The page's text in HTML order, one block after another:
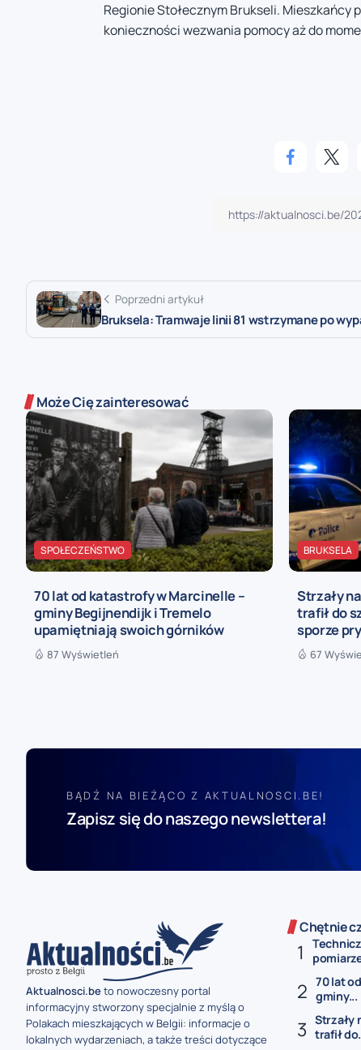
Regionie Stołecznym Brukseli.
konieczności wezwania pomocy aż do
Poprzedni artykuł
Bruksela: Tramwaje linii 81 wstrzymane po
Może Cię zainteresować
SPOŁECZEŃSTWO
70 lat od katastrofy w Marcinelle –
gminy Begijnendijk i Tremelo
upamiętniają swoich górników
87 Wyświetleń
BRUKSELA
Strzały
trafił do
sporze
67
BĄDŹ NA BIEŻĄCO Z AKTUALNOSCI.BE!
Zapisz się do naszego newslettera!
Aktualnosci.beto nowoczesny portal
informacyjny stworzony specjalnie z myślą o
Polakach mieszkających w Belgii: informacje o
lokalnych wydarzeniach, a także treści dotyczące
Chętnie
70 lat
gminy...
Strzały
trafił